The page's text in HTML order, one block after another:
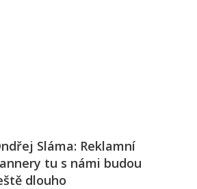
řízení
Sláma: Reklamní
tu s námi budou
dlouho